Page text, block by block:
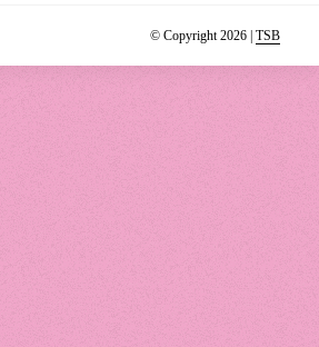
© Copyright 2026 | TSB